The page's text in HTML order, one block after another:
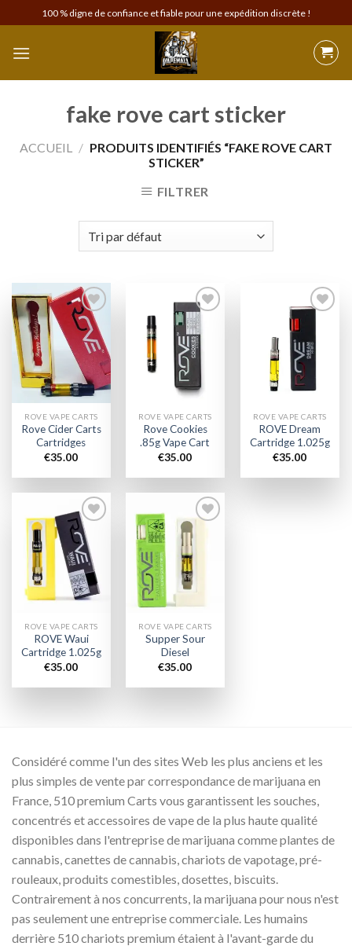
to
content
100 % digne de confiance et fiable pour une expédition discrète !
fake rove cart sticker
ACCUEIL / PRODUITS IDENTIFIÉS “FAKE ROVE CART
STICKER”
FILTRER
Add to
wishlist
ROVE VAPE CARTS
Rove Cider Carts
Cartridges
€35.00
Add to
wishlist
ROVE VAPE CARTS
Rove Cookies
.85g Vape Cart
€35.00
Add to
wishlist
ROVE VAPE CARTS
ROVE Dream
Cartridge 1.025g
€35.00
Add to
wishlist
ROVE VAPE CARTS
ROVE Waui
Cartridge 1.025g
€35.00
Add to
wishlist
ROVE VAPE CARTS
Supper Sour
Diesel
€35.00
Considéré comme l'un des sites Web les plus anciens et les
plus simples de vente par correspondance de marijuana en
France, 510 premium Carts vous garantissent les souches,
concentrés et accessoires de vape de la plus haute qualité
disponibles dans l'entreprise de marijuana comme plantes de
cannabis, canettes de cannabis, chariots de vapotage, pré-
rouleaux, produits comestibles, dosettes, biscuits.
Contrairement à nos concurrents, la marijuana pour nous n'est
pas seulement une entreprise commerciale. Les humains
derrière 510 chariots premium étaient à l'avant-garde du